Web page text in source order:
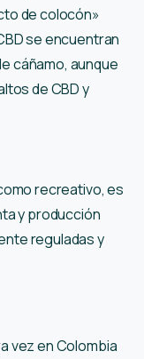
de colocón»
se encuentran
cáñamo, aunque
de CBD y
recreativo, es
y producción
reguladas y
vez en Colombia